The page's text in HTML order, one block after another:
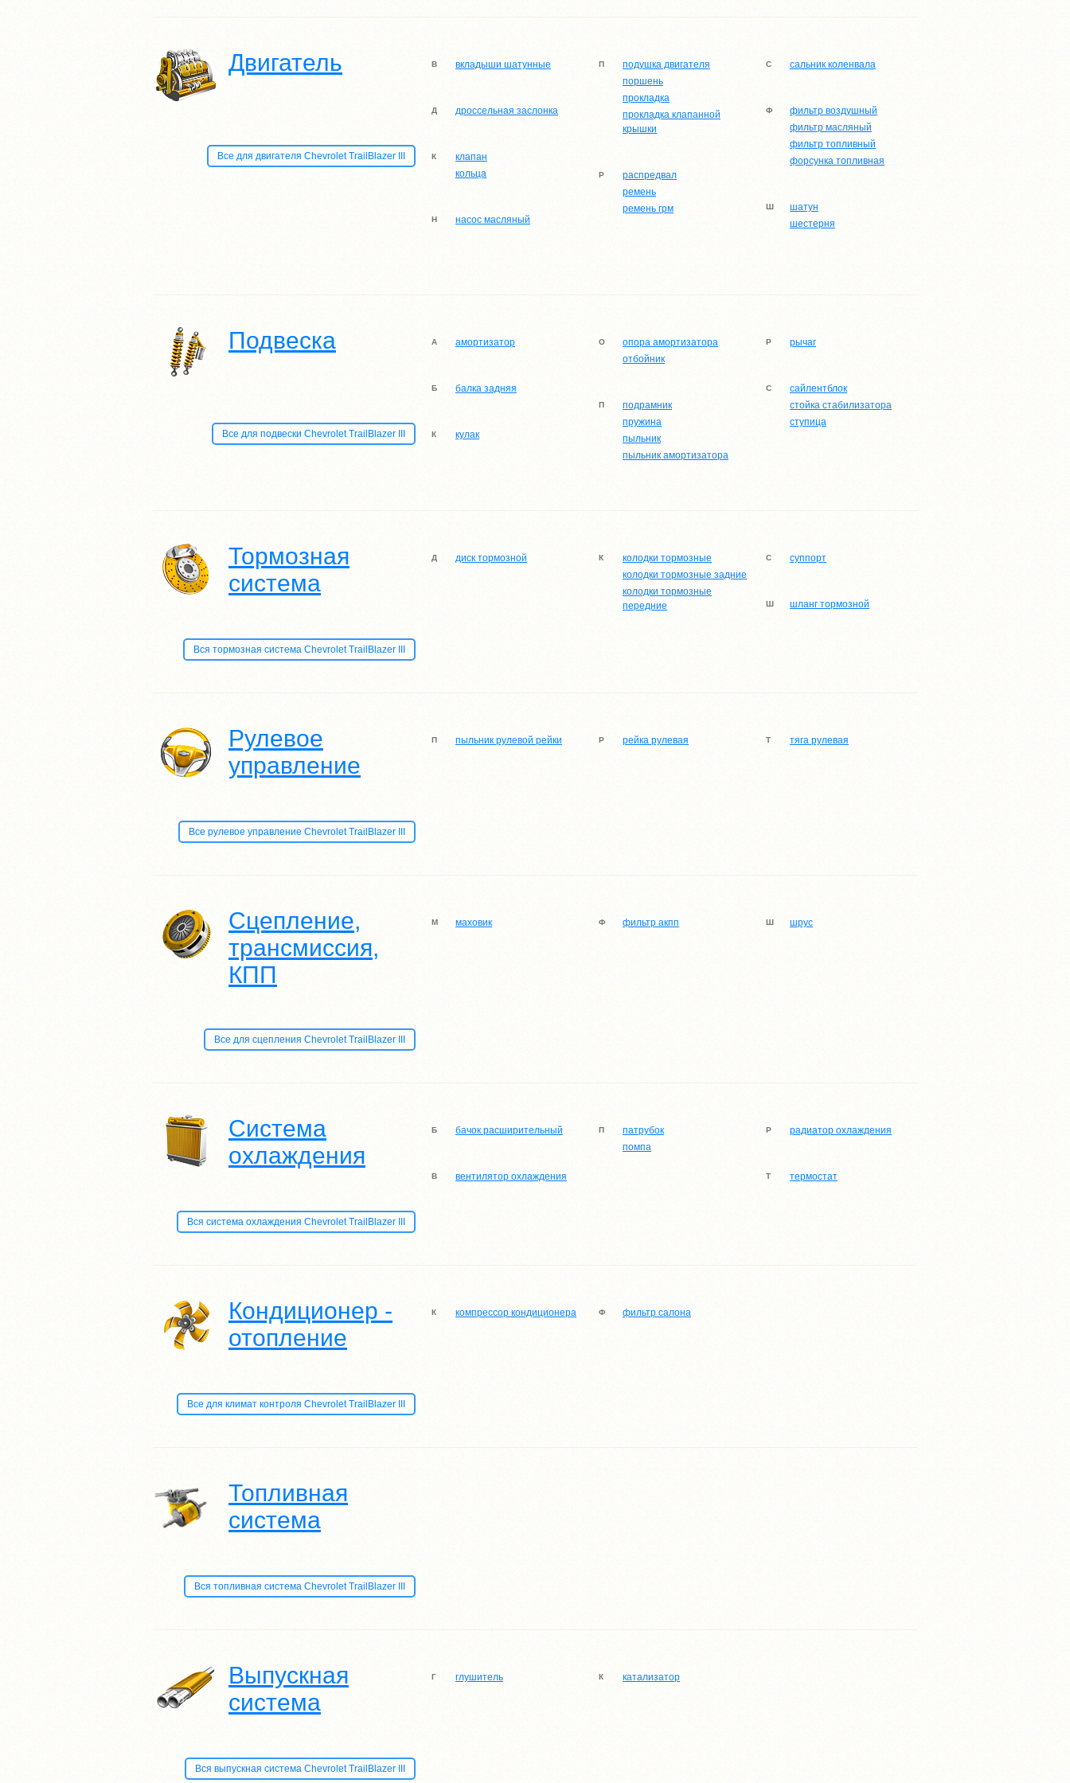
Двигатель
Все для двигателя Chevrolet TrailBlazer III
В вкладыши шатунные
Д дроссельная заслонка
К
клапан
кольца
Н насос масляный
П
подушка двигателя
поршень
прокладка
прокладка клапанной
крышки
Р
распредвал
ремень
ремень грм
С сальник коленвала
Ф
фильтр воздушный
фильтр масляный
фильтр топливный
форсунка топливная
Ш
шатун
шестерня
Подвеска
Все для подвески Chevrolet TrailBlazer III
А амортизатор
Б балка задняя
К кулак
О
опора амортизатора
отбойник
П
подрамник
пружина
пыльник
пыльник амортизатора
Р рычаг
С
сайлентблок
стойка стабилизатора
ступица
Тормозная
система
Вся тормозная система Chevrolet TrailBlazer III
Д диск тормозной К
колодки тормозные
колодки тормозные задние
колодки тормозные
передние
С суппорт
Ш шланг тормозной
Рулевое
управление
Все рулевое управление Chevrolet TrailBlazer III
П пыльник рулевой рейки Р рейка рулевая Т тяга рулевая
Сцепление,
трансмиссия,
КПП
Все для сцепления Chevrolet TrailBlazer III
М маховик Ф фильтр акпп Ш шрус
Система
охлаждения
Вся система охлаждения Chevrolet TrailBlazer III
Б бачок расширительный
В вентилятор охлаждения
П
патрубок
помпа
Р радиатор охлаждения
Т термостат
Кондиционер -
отопление
Все для климат контроля Chevrolet TrailBlazer III
К компрессор кондиционера Ф фильтр салона
Топливная
система
Вся топливная система Chevrolet TrailBlazer III
Выпускная
система
Вся выпускная система Chevrolet TrailBlazer III
Г глушитель К катализатор